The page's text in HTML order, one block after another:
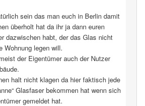
sein das man euch in Berlin damit
überholt hat da ihr ja dann euren
dazwischen habt, der das Glas nicht
Wohnung legen will.
der Eigentümer auch der Nutzer
halt nicht klagen da hier faktisch jede
Glasfaser bekommen hat wenn sich
gemeldet hat.